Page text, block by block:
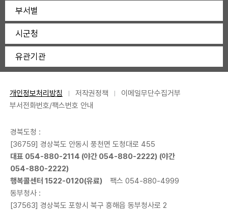
부서별
시군청
유관기관
개인정보처리방침 저작권정책
이메일무단수집거부
부서전화번호/팩스번호 안내
경북도청 :
[36759] 경상북도 안동시 풍천면 도청대로 455
대표 054-880-2114 (야간 054-880-2222) (야간
054-880-2222)
행복콜센터 1522-0120(유료)
팩스 054-880-4999
동부청사 :
[37563] 경상북도 포항시 북구 흥해읍 동부청사로 2